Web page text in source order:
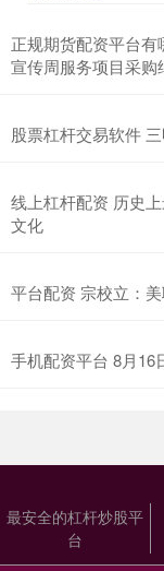
正规期货配资平台
宣传周服务项目采购
股票杠杆交易软件
线上杠杆配资 历史
文化
平台配资 宗校立：
手机配资平台 8月16
最安全的杠杆炒股平
台